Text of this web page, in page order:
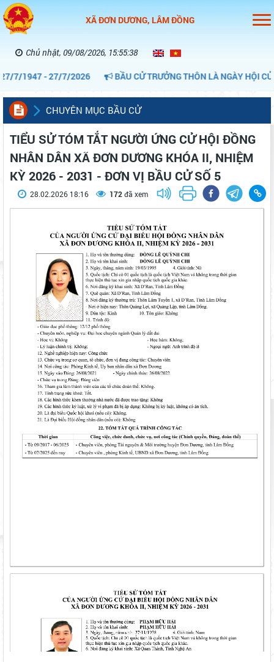
XÃ ĐƠN DƯƠNG, LÂM ĐỒNG
Chủ nhật, 09/08/2026, 15:55:39
1947 - 27/7/2026 BẦU CỬ TRƯỞNG THÔN LÀ NGÀY HỘI CỦA
CHUYÊN MỤC BẦU CỬ
TIỂU SỬ TÓM TẮT NGƯỜI ỨNG CỬ HỘI ĐỒNG
NHÂN DÂN XÃ ĐƠN DƯƠNG KHÓA II, NHIỆM
KỲ 2026 - 2031 - ĐƠN VỊ BẦU CỬ SỐ 5
28.02.2026 18:16 172đã xem